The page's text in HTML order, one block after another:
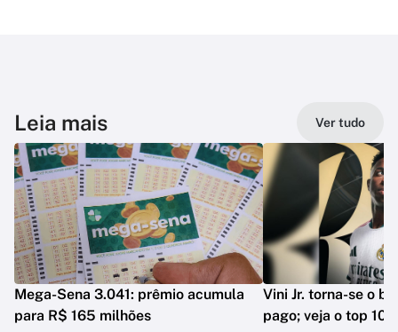
Leia mais Ver tudo
Mega-Sena 3.041: prêmio acumula
para R$ 165 milhões
Vini Jr. torna-se o
pago; veja o top 10